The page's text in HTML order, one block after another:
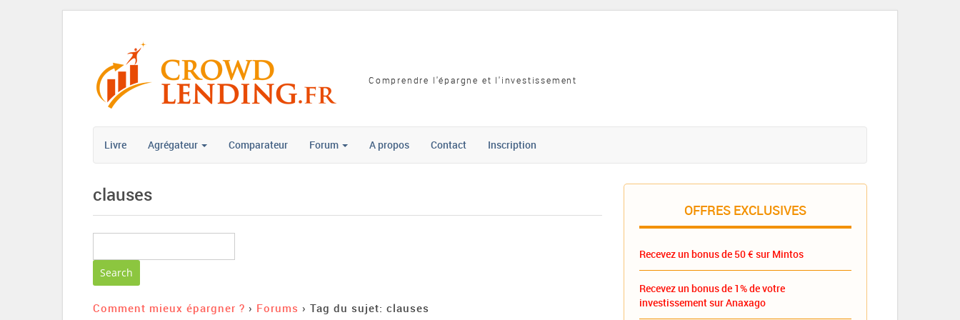
Comprendre l'épargne et l'investissement
Livre Agrégateur Comparateur Forum A propos Contact Inscription
clauses
Comment mieux épargner ? › Forums › Tag du sujet: clauses
OFFRES EXCLUSIVES
Recevez un bonus de 50 € sur Mintos
Recevez un bonus de 1% de votre
investissement sur Anaxago